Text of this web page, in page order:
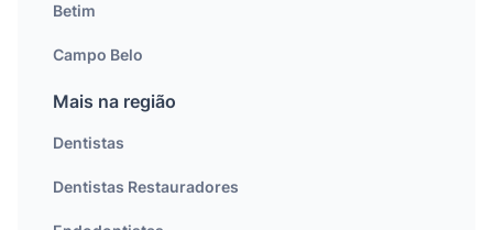
Betim
Campo Belo
Mais na região
Dentistas
Dentistas Restauradores